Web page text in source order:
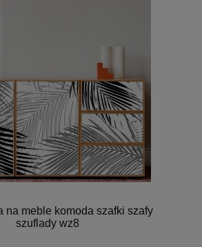
na meble komoda szafki szafy
szuflady wz8